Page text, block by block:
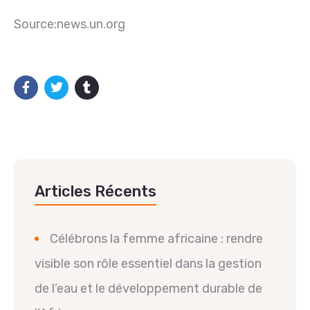
Source:news.un.org
Articles Récents
Célébrons la femme africaine : rendre
visible son rôle essentiel dans la gestion
de l’eau et le développement durable de